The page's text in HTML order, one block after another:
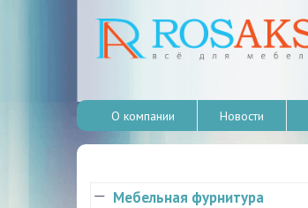
О компании Новости
Мебельная фурнитура